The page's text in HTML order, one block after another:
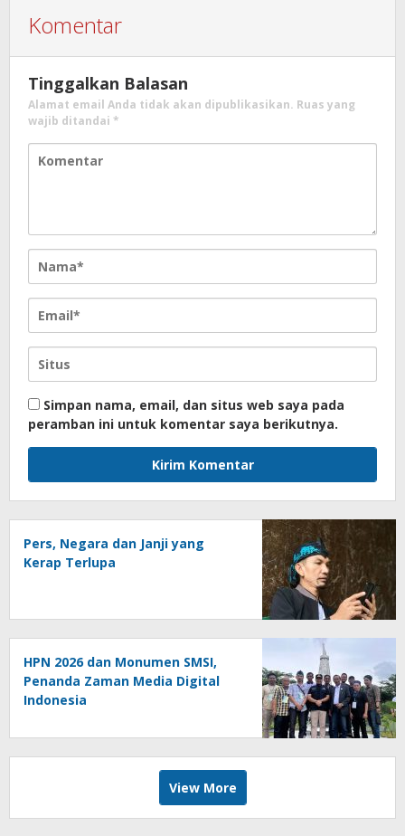
Komentar
Tinggalkan Balasan
Alamat email Anda tidak akan dipublikasikan. Ruas yang
wajib ditandai *
Simpan nama, email, dan situs web saya pada
peramban ini untuk komentar saya berikutnya.
Pers, Negara dan Janji yang
Kerap Terlupa
HPN 2026 dan Monumen SMSI,
Penanda Zaman Media Digital
Indonesia
View More